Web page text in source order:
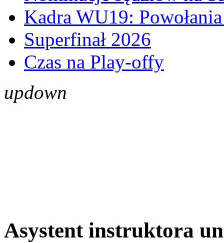
Kadra WU19:
Superfinał 2026
Czas na Play-offy
updown
Asystent instruktora